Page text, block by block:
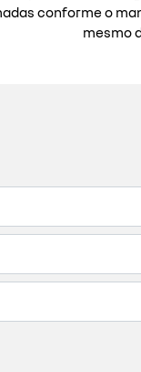
conforme o
mesmo